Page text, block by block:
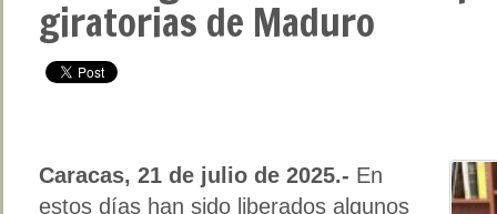
giratorias de Maduro
Caracas, 21 de julio de 2025.- En
estos días han sido liberados algunos